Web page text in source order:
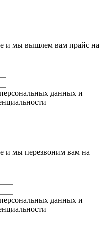
и мы вышлем вам прайс на
данных и
и мы перезвоним вам на
данных и